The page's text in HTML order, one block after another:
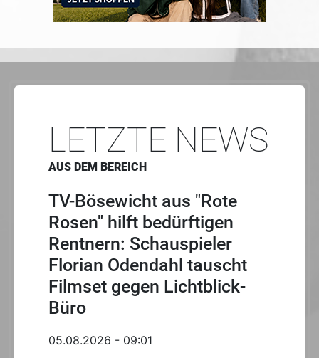
LETZTE NEWS
AUS DEM BEREICH
TV-Bösewicht aus "Rote
Rosen" hilft bedürftigen
Rentnern: Schauspieler
Florian Odendahl tauscht
Filmset gegen Lichtblick-
Büro
05.08.2026 - 09:01